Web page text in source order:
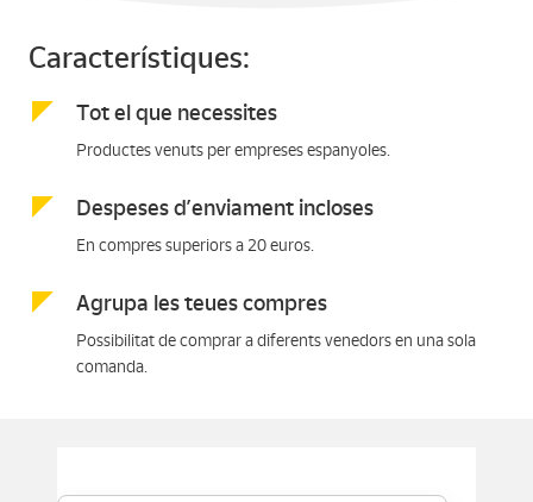
Característiques:
Tot el que necessites
Productes venuts per empreses espanyoles.
Despeses d’enviament incloses
En compres superiors a 20 euros.
Agrupa les teues compres
Possibilitat de comprar a diferents venedors en una sola
comanda.